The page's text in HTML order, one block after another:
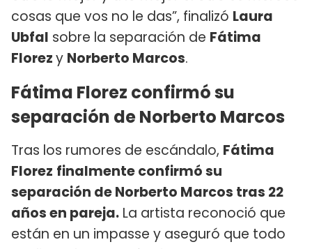
cosas que vos no le das”, finalizó Laura
Ubfal sobre la separación de Fátima
Florezy Norberto Marcos.
Fátima Florez confirmó su
separación de Norberto Marcos
Tras los rumores de escándalo, Fátima
Florez finalmente confirmó su
separación de Norberto Marcos tras 22
años en pareja. La artista reconoció que
están en un impasse y aseguró que todo